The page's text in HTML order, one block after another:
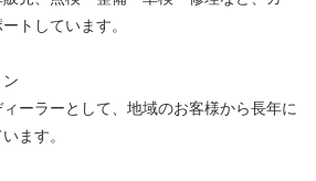
トしています。
ーラーとして、地域のお客様から長年に
ます。